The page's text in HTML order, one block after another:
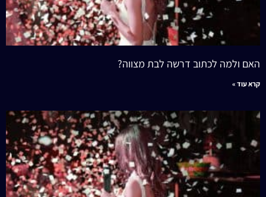
האם ולמה לכתוב דרשה לבת מצווה?
קרא עוד »